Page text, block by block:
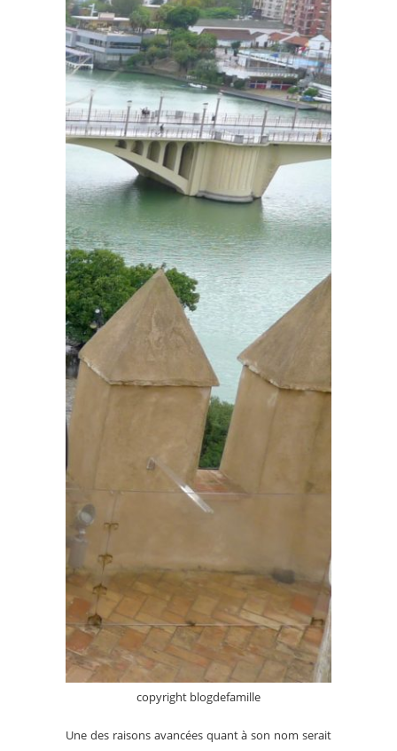
copyright blogdefamille
Une des raisons avancées quant à son nom serait